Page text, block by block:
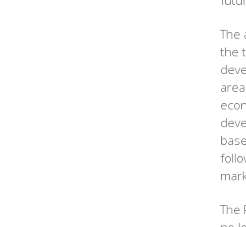
The
the
The